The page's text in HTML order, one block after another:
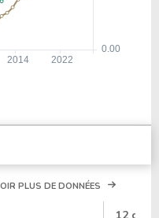
PLUS DE DONNÉES